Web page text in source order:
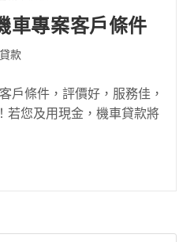
車專案客戶條件
款
戶條件，評價好，服務佳，
若您及用現金，機車貸款將